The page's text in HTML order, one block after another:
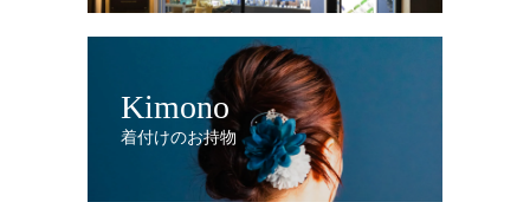
Kimono
着付けのお持物